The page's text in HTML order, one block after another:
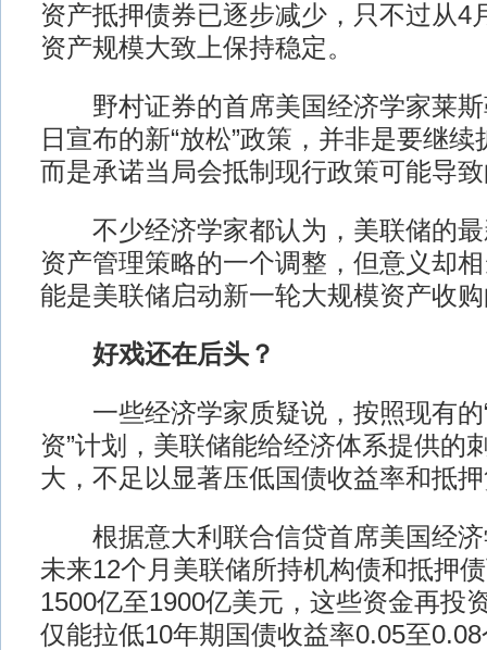
资产抵押债券已逐步减少，只不过从4
资产规模大致上保持稳定。
野村证券的首席美国经济学家莱斯
日宣布的新“放松”政策，并非是要继
而是承诺当局会抵制现行政策可能导致
不少经济学家都认为，美联储的最
资产管理策略的一个调整，但意义却
能是美联储启动新一轮大规模资产
好戏还在后头？
一些经济学家质疑说，按照现有的
资”计划，美联储能给经济体系提供的
大，不足以显著压低国债收益率和抵
根据意大利联合信贷首席美国经济
未来12个月美联储所持机构债和抵押
1500亿至1900亿美元，这些资金再投
仅能拉低10年期国债收益率0.05至